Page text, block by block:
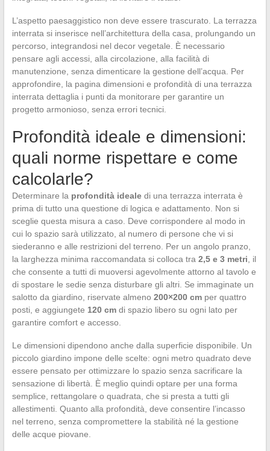
L’aspetto paesaggistico non deve essere trascurato. La terrazza
interrata si inserisce nell’architettura della casa, prolungando un
percorso, integrandosi nel decor vegetale. È necessario
pensare agli accessi, alla circolazione, alla facilità di
manutenzione, senza dimenticare la gestione dell’acqua. Per
approfondire, la pagina dimensioni e profondità di una terrazza
interrata dettaglia i punti da monitorare per garantire un
progetto armonioso, senza errori tecnici.
Profondità ideale e dimensioni:
quali norme rispettare e come
calcolarle?
Determinare la profondità idealedi una terrazza interrata è
prima di tutto una questione di logica e adattamento. Non si
sceglie questa misura a caso. Deve corrispondere al modo in
cui lo spazio sarà utilizzato, al numero di persone che vi si
siederanno e alle restrizioni del terreno. Per un angolo pranzo,
la larghezza minima raccomandata si colloca tra 2,5 e 3 metri , il
che consente a tutti di muoversi agevolmente attorno al tavolo e
di spostare le sedie senza disturbare gli altri. Se immaginate un
salotto da giardino, riservate almeno 200×200 cmper quattro
posti, e aggiungete 120 cmdi spazio libero su ogni lato per
garantire comfort e accesso.
Le dimensioni dipendono anche dalla superficie disponibile. Un
piccolo giardino impone delle scelte: ogni metro quadrato deve
essere pensato per ottimizzare lo spazio senza sacrificare la
sensazione di libertà. È meglio quindi optare per una forma
semplice, rettangolare o quadrata, che si presta a tutti gli
allestimenti. Quanto alla profondità, deve consentire l’incasso
nel terreno, senza compromettere la stabilità né la gestione
delle acque piovane.